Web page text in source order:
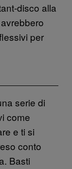
disco alla
per
serie di
come
e ti si
conto
Basti